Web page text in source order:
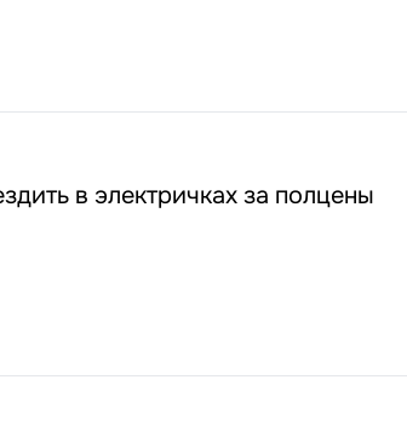
в электричках за полцены